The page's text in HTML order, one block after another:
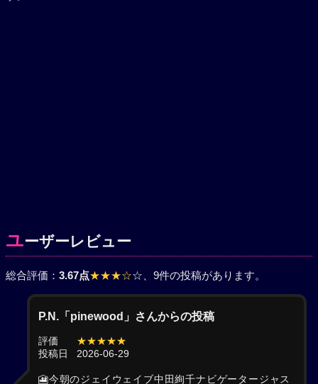
ユーザーレビュー
総合評価： 3.67点★★★☆☆ 、9件の投稿があります。
P.N.「pinewood」さんからの投稿
評価
★★★★★
投稿日
2026-06-29
🎦今朝のジェイウェイブ中田絢千ナビゲータージャス